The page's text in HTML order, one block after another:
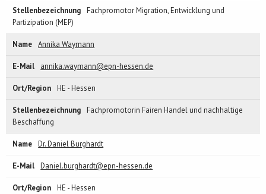
Fachpromotor Migration, Entwicklung und
Partizipation (MEP)
Annika Waymann
annika.waymann@epn-hessen.de
HE - Hessen
Fachpromotorin Fairen Handel und nachhaltige
Beschaffung
Dr. Daniel Burghardt
Daniel.burghardt@epn-hessen.de
HE - Hessen